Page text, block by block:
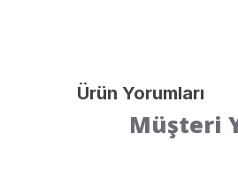
Ürün Yorumları
Müşteri